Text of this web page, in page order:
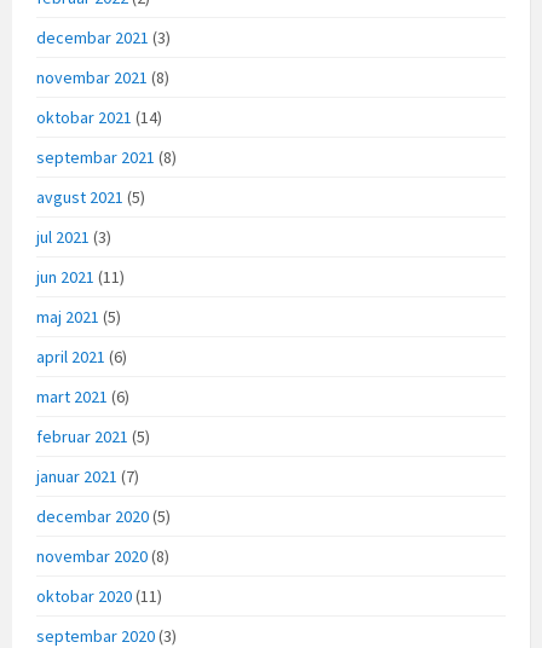
decembar 2021 (3)
novembar 2021 (8)
oktobar 2021 (14)
septembar 2021 (8)
avgust 2021 (5)
jul 2021 (3)
jun 2021 (11)
maj 2021 (5)
april 2021 (6)
mart 2021 (6)
februar 2021 (5)
januar 2021 (7)
decembar 2020(5)
novembar 2020(8)
oktobar 2020(11)
septembar 2020(3)